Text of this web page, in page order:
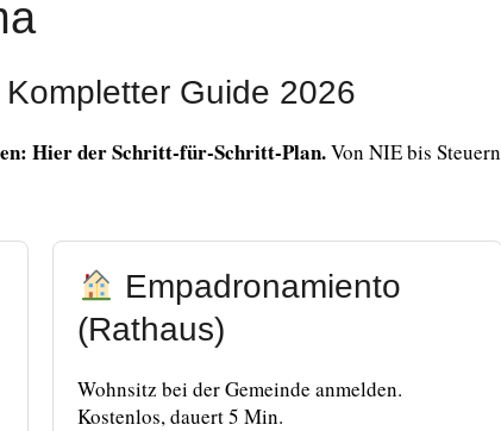
Guide 2026
Hier der Schritt-für-Schritt-Plan.Von NIE bis Steuern
Empadronamiento
(Rathaus)
Wohnsitz bei der Gemeinde anmelden.
Kostenlos, dauert 5 Min.